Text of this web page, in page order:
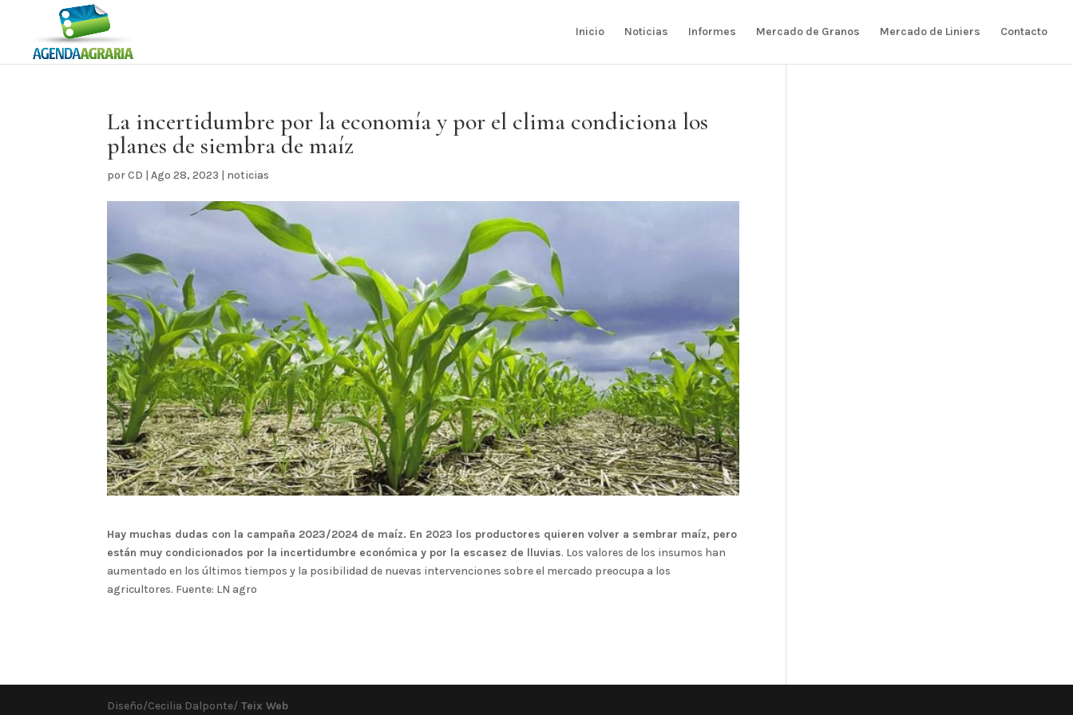
Inicio Noticias Informes Mercado de Granos Mercado de Liniers Contacto
La incertidumbre por la economía y por el clima condiciona los
planes de siembra de maíz
porCD |Ago 28, 2023 | noticias
Hay muchas dudas con la campaña 2023/2024 de maíz. En 2023 los productores quieren volver a sembrar maíz, pero
están muy condicionados por la incertidumbre económica y por la escasez de lluvias. Los valores de los insumos han
aumentado en los últimos tiempos y la posibilidad de nuevas intervenciones sobre el mercado preocupa a los
agricultores. Fuente: LN agro
Diseño/Cecilia Dalponte/ Teix Web